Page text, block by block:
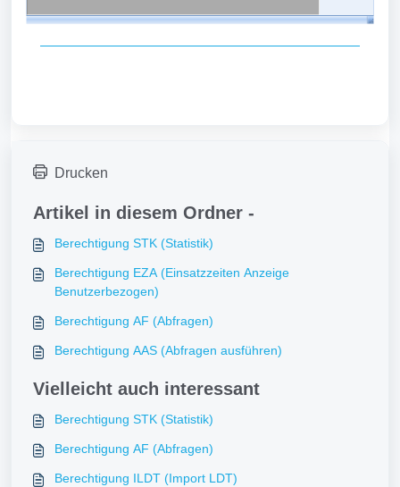
Drucken
Artikel in diesem Ordner -
Berechtigung STK (Statistik)
Berechtigung EZA (Einsatzzeiten Anzeige
Benutzerbezogen)
Berechtigung AF (Abfragen)
Berechtigung AAS (Abfragen ausführen)
Vielleicht auch interessant
Berechtigung STK (Statistik)
Berechtigung AF (Abfragen)
Berechtigung ILDT (Import LDT)